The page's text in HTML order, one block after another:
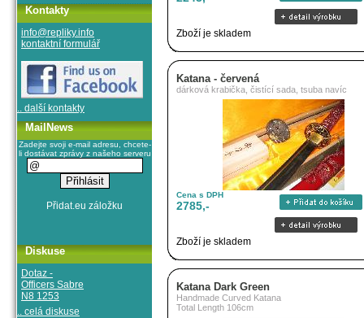
Zboží je skladem
Katana - červená
dárková krabička, čistící sada, tsuba navíc
Cena s DPH
2785,-
Zboží je skladem
Katana Dark Green
Handmade Curved Katana
Total Length 106cm
Kontakty
info@repliky.info
kontaktní formulář
.. další kontakty
MailNews
Zadejte svoji e-mail adresu, chcete-
li dostávat zprávy z našeho serveru
Diskuse
Dotaz -
Officers Sabre
N8 1253
.. celá diskuse